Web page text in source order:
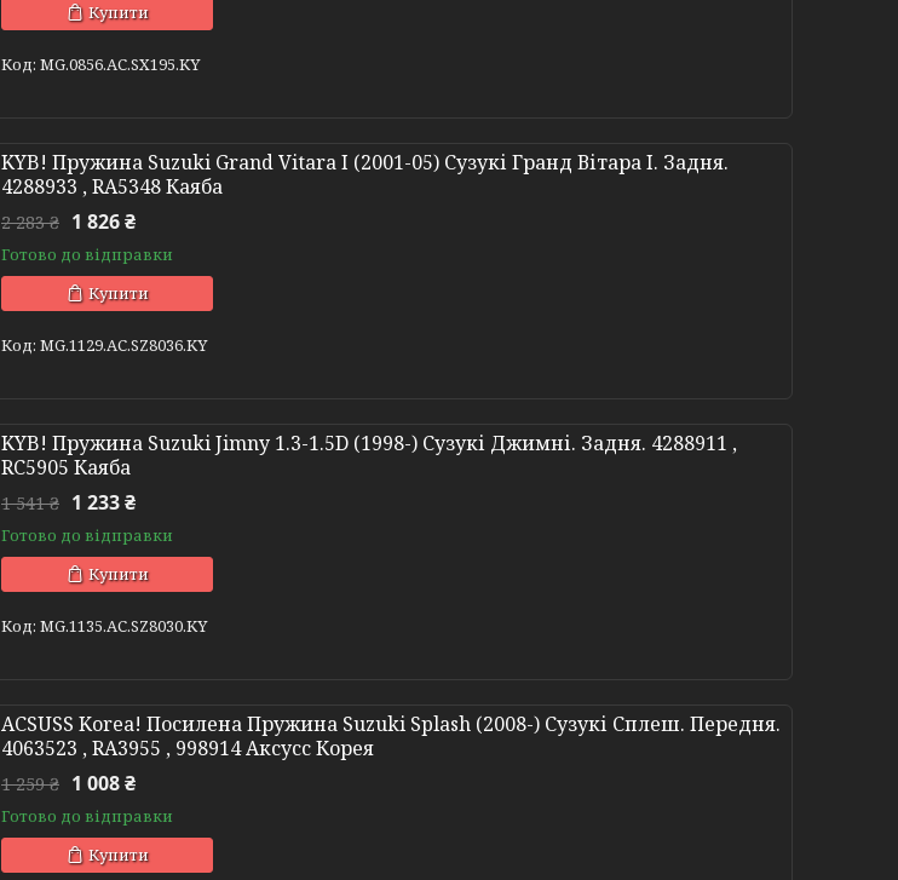
Купити
MG.0856.АС.SX195.KY
KYB! Пружина Suzuki Grand Vitara I (2001-05) Сузукі Гранд Вітара I. Задня.
4288933 , RA5348 Каяба
2 283 ₴ 1 826 ₴
Готово до відправки
Купити
MG.1129.АС.SZ8036.KY
KYB! Пружина Suzuki Jimny 1.3-1.5D (1998-) Сузукі Джимні. Задня. 4288911 ,
RC5905 Каяба
1 541 ₴ 1 233 ₴
Готово до відправки
Купити
MG.1135.АС.SZ8030.KY
ACSUSS Korea! Посилена Пружина Suzuki Splash (2008-) Сузукі Сплеш. Передня.
4063523 , RA3955 , 998914 Аксусс Корея
1 259 ₴ 1 008 ₴
Готово до відправки
Купити